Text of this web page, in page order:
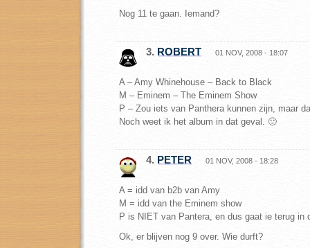
Nog 11 te gaan. Iemand?
3. ROBERT 01 NOV, 2008 - 18:07
A – Amy Whinehouse – Back to Black
M – Eminem – The Eminem Show
P – Zou iets van Panthera kunnen zijn, maar
Noch weet ik het album in dat geval. 🙂
4. PETER 01 NOV, 2008 - 18:28
A = idd van b2b van Amy
M = idd van the Eminem show
P is NIET van Pantera, en dus gaat ie terug in
Ok, er blijven nog 9 over. Wie durft?